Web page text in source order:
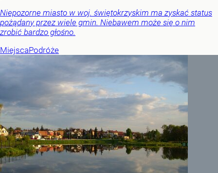
Niepozorne miasto w woj. świętokrzyskim ma zyskać status
pożądany przez wiele gmin. Niebawem może się o nim
zrobić bardzo głośno.
MiejscaPodróże